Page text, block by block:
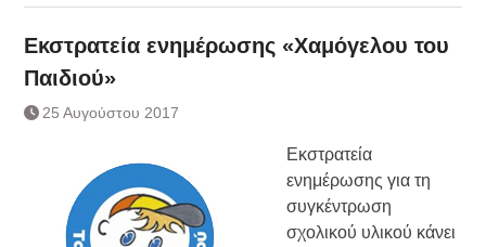
Εκστρατεία ενημέρωσης «Χαμόγελου του
Παιδιού»
25 Αυγούστου 2017
Εκστρατεία
ενημέρωσης για τη
συγκέντρωση
σχολικού υλικού κάνει